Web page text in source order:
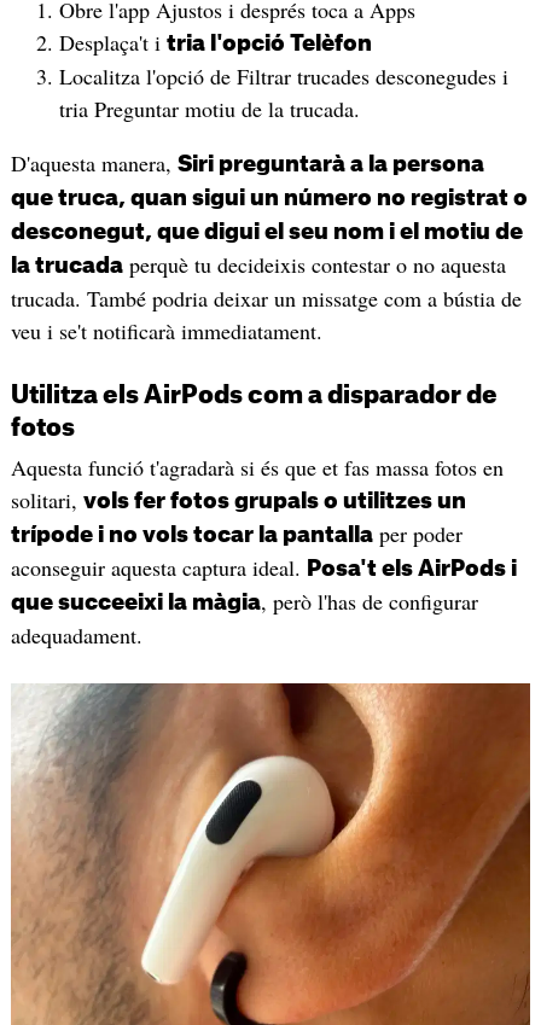
Obre l'app Ajustos i després toca a Apps
Desplaça't i tria l'opció Telèfon
Localitza l'opció de Filtrar trucades desconegudes i
tria Preguntar motiu de la trucada.
D'aquesta manera, Siri preguntarà a la persona
que truca, quan sigui un número no registrat o
desconegut, que digui el seu nom i el motiu de
la trucadaperquè tu decideixis contestar o no aquesta
trucada. També podria deixar un missatge com a bústia de
veu i se't notificarà immediatament.
Utilitza els AirPods com a disparador de
fotos
Aquesta funció t'agradarà si és que et fas massa fotos en
solitari, vols fer fotos grupals o utilitzes un
trípode i no vols tocar la pantallaper poder
aconseguir aquesta captura ideal.
Posa't els AirPods i
que succeeixi la màgia, però l'has de configurar
adequadament.